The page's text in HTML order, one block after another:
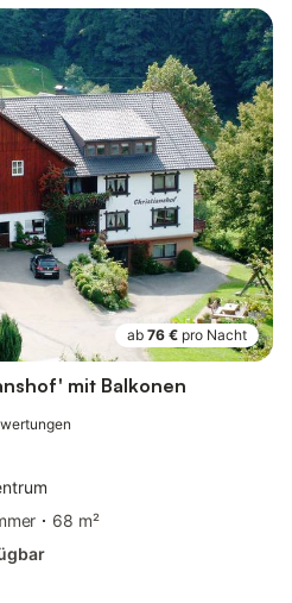
ab 76 € pro Nacht
mit Balkonen
68 m²